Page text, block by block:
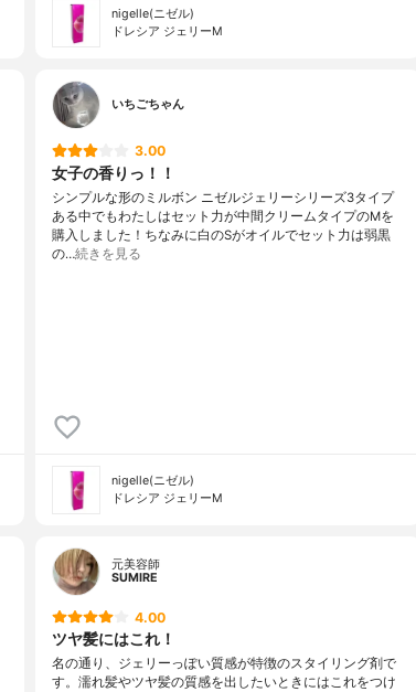
nigelle(ニゼル)
ドレシア ジェリーM
いちごちゃん
3.00
女子の香りっ！！
シンプルな形のミルボン ニゼルジェリーシリーズ3タイプ
ある中でもわたしはセット力が中間クリームタイプのMを
購入しました！ちなみに白のSがオイルでセット力は弱黒
の…続きを見る
nigelle(ニゼル)
ドレシア ジェリーM
元美容師
SUMIRE
4.00
ツヤ髪にはこれ！
名の通り、ジェリーっぽい質感が特徴のスタイリング剤で
す。濡れ髪やツヤ髪の質感を出したいときにはこれをつけ